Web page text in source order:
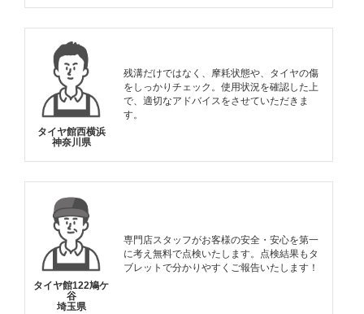
タイヤ館西横浜
神奈川県
残溝だけではなく、摩耗状態や、タイヤの傷
をしっかりチェック。使用状況を確認した上
で、適切なアドバイスをさせていただきま
す。
タイヤ館122鳩ケ
谷
埼玉県
専門店スタッフがお客様の安全・安心を第一
に考え無料で点検いたします。点検結果もタ
ブレットで分かりやすくご報告いたします！